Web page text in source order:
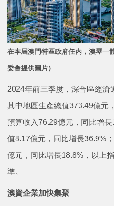
在本屆澳門特區政府任內，澳琴一
委會提供圖片）
2024年前三季度，深合區經濟
其中地區生產總值373.49億元
預算收入76.29億元，同比增
值8.17億元，同比增長36.9%
億元，同比增長18.8%，以上
準。
澳資企業加快集聚